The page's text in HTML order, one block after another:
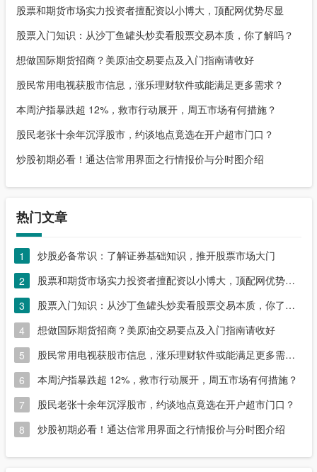
股票和期货市场实力投资者擅配资以小博大，顶配网优势尽显
股票入门知识：从沙丁鱼罐头炒卖看股票交易本质，你了解吗？
想做国际期货招商？美原油交易要点及入门指南请收好
股民常用电视获股市信息，涨乐理财软件或能满足更多需求？
本周沪指暴跌超 12%，救市行动展开，周五市场有何措施？
股民老张十余年沉浮股市，约谈地点竟选在开户超市门口？
炒股初期必看！通达信常用界面之行情报价与分时图介绍
热门文章
1
炒股必备常识：了解证券基础知识，推开股票市场大门
2
股票和期货市场实力投资者擅配资以小博大，顶配网优势尽显
3
股票入门知识：从沙丁鱼罐头炒卖看股票交易本质，你了解吗？
4
想做国际期货招商？美原油交易要点及入门指南请收好
5
股民常用电视获股市信息，涨乐理财软件或能满足更多需求？
6
本周沪指暴跌超 12%，救市行动展开，周五市场有何措施？
7
股民老张十余年沉浮股市，约谈地点竟选在开户超市门口？
8
炒股初期必看！通达信常用界面之行情报价与分时图介绍